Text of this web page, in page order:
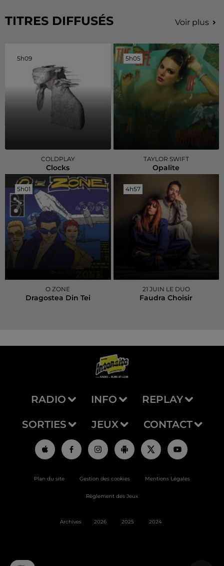
TITRES DIFFUSÉS Voir plus
5h09
5h09
COLDPLAY
Clocks
5h05
5h05
TAYLOR SWIFT
Opalite
5h01
5h01
O ZONE
Dragostea Din Tei
4h57
4h57
21 JUIN LE DUO
Faudra Choisir
RADIO INFO REPLAY
SORTIES JEUX CONTACT
Plan du site Gestion des cookies Mentions Légales
Règlement des Jeux
Archives 2026 2025 2024